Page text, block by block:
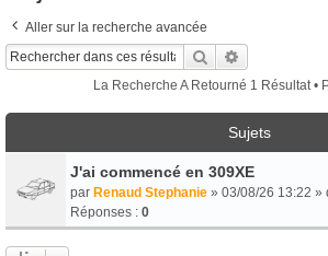
Aller sur la recherche avancée
Rechercher
La Recherche A Retourné 1 Résultat •
Sujets
J'ai commencé en 309XE
par Renaud Stephanie » 03/08/26 13:22 »
Réponses : 0